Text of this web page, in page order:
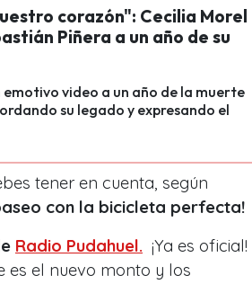
corazón": Cecilia Morel
Piñera a un año de su
video a un año de la muerte
su legado y expresando el
tener en cuenta, según
con la bicicleta perfecta!
Radio Pudahuel. ¡Ya es oficial!
es el nuevo monto y los